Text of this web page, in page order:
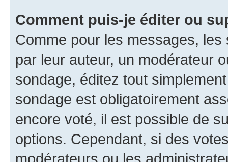
Comment puis-je éditer ou
Comme pour les messages,
par leur auteur, un modérateur
sondage, éditez tout
sondage est obligatoirement
encore voté, il est possible de
options. Cependant, si des